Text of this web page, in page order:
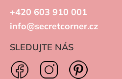
+420 603 910 001
info@secretcorner.cz
SLEDUJTE NÁS